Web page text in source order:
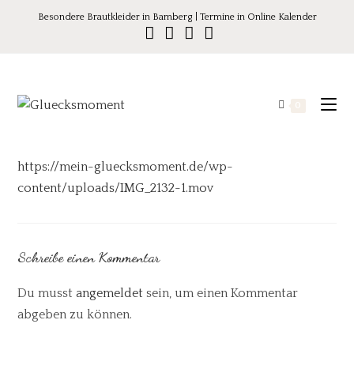
Besondere Brautkleider in Bamberg | Termine in Online Kalender
https://mein-gluecksmoment.de/wp-
content/uploads/IMG_2132-1.mov
Schreibe einen Kommentar
Du musstangemeldet sein, um einen Kommentar
abgeben zu können.